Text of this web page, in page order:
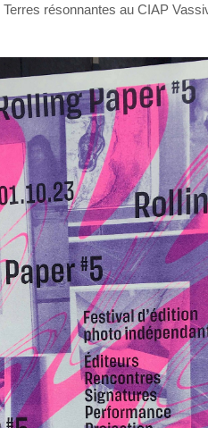
Terres résonnantes au CIAP